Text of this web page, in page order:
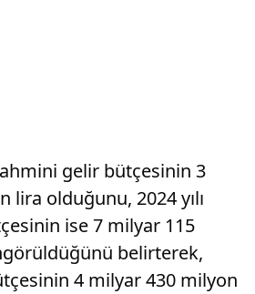
tahmini gelir bütçesinin 3
lira olduğunu, 2024 yılı
ise 7 milyar 115
belirterek,
4 milyar 430 milyon